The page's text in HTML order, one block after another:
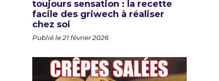
toujours sensation : la recette
facile des griwech à réaliser
chez soi
Publié le 21 février 2026